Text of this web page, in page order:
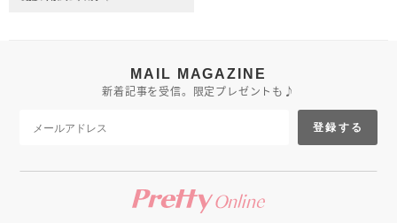
MAIL MAGAZINE
新着記事を受信。限定プレゼントも♪
登録する